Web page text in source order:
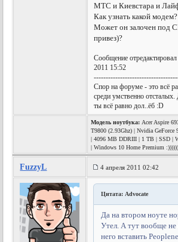
МТС и Киевстара и
Как узнать какой
Может он залочен под
привез)?
Сообщение
2011 15:52
Спор на форуме - это всё
среди умственно
ты всё равно дол..ёб :D
Модель ноутбука: Acer Aspire
T9800 (2.93Ghz) | Nvidia
| 4096 MB DDRIII | 1 TB | SSD |
| Windows 10 Home Premium
FuzzyL 4 апреля 2011 02:42
Цитата: Advocate
Да на втором ноуте
Утел. А тут вообще
него вставить